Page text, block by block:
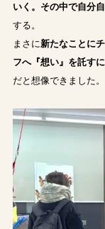
いく。その中で自分
する。
まさに新たなことに
フへ『想い』を託す
だと想像できました。